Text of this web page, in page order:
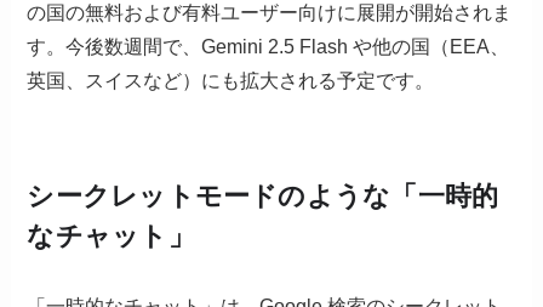
の国の無料および有料ユーザー向けに展開が開始されま
す。今後数週間で、Gemini 2.5 Flash や他の国（EEA、
英国、スイスなど）にも拡大される予定です。
シークレットモードのような「一時的
なチャット」